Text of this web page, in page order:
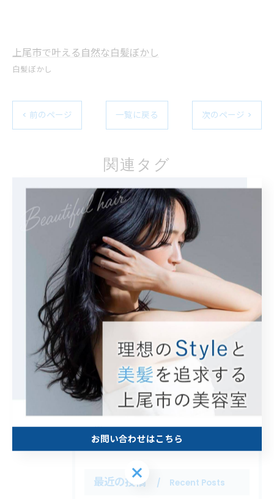
上尾市で叶える自然な白髪ぼかし
白髪ぼかし
< 前のページ 一覧に戻る 次のページ >
関連タグ
#ハイライト
カテゴリー Categories
全てのカテゴリー
カット
カラー
白髪ぼかし
トリートメント
最近の投稿 Recent Posts
お問い合わせはこちら
お問い合わせはこちら